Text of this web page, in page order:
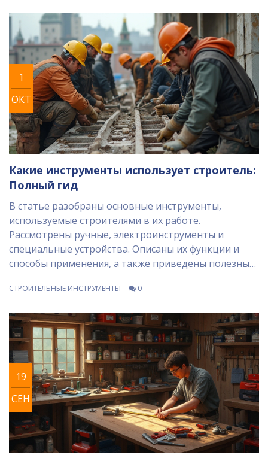
достижения наилучших результатов в
строительных проектах. Новосибирск как один из
крупнейших городов России также влияет на
развитие строительных технологий, предлагая
уникальные решения.
1
ОКТ
Какие инструменты использует строитель:
Полный гид
В статье разобраны основные инструменты,
используемые строителями в их работе.
Рассмотрены ручные, электроинструменты и
специальные устройства. Описаны их функции и
способы применения, а также приведены полезные
поможет как начинающим, так и опытным
СТРОИТЕЛЬНЫЕ ИНСТРУМЕНТЫ 0
19
СЕН